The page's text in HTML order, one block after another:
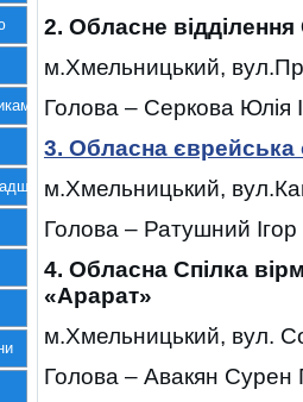
України
2. Обласне відділення
м.Хмельницький,
Голова – Серкова Юлія
3. Обласна
м.Хмельницький,
Голова – Ратушний
4. Обласна Спілка
«Арарат»
м.Хмельницький, вул.
Голова – Авакян Сурен